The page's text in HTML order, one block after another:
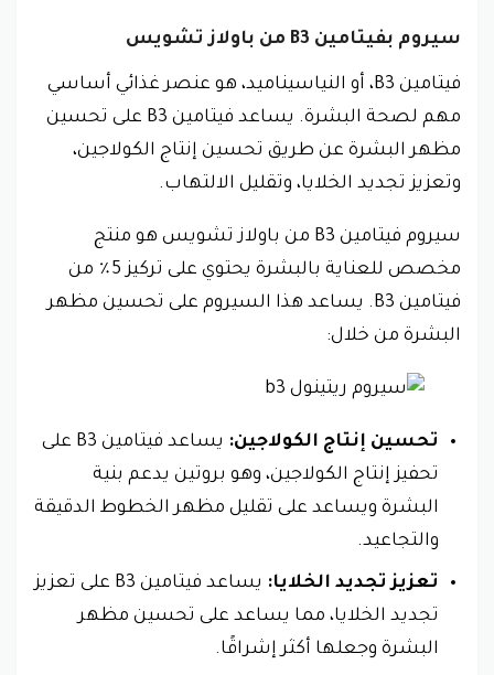
سيروم بفيتامين B3 من باولاز تشويس
فيتامين B3، أو النياسيناميد، هو عنصر غذائي أساسي
مهم لصحة البشرة. يساعد فيتامين B3 على تحسين
مظهر البشرة عن طريق تحسين إنتاج الكولاجين،
وتعزيز تجديد الخلايا، وتقليل الالتهاب.
سيروم فيتامين B3 من باولاز تشويس هو منتج
مخصص للعناية بالبشرة يحتوي على تركيز 5٪ من
فيتامين B3. يساعد هذا السيروم على تحسين مظهر
البشرة من خلال:
تحسين إنتاج الكولاجين:
يساعد فيتامين B3 على
تحفيز إنتاج الكولاجين، وهو بروتين يدعم بنية
البشرة ويساعد على تقليل مظهر الخطوط الدقيقة
والتجاعيد.
تعزيز تجديد الخلايا:
يساعد فيتامين B3 على تعزيز
تجديد الخلايا، مما يساعد على تحسين مظهر
البشرة وجعلها أكثر إشراقًا.